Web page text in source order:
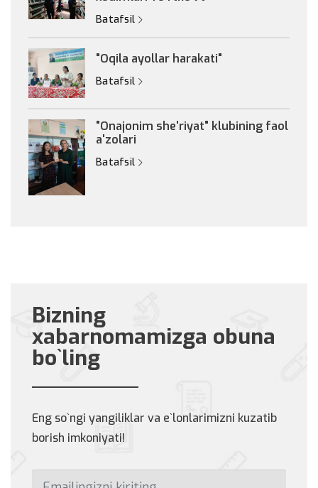
Batafsil
"Oqila ayollar harakati"
Batafsil
"Onajonim she'riyat" klubining faol
a'zolari
Batafsil
Bizning
xabarnomamizga obuna
bo`ling
Eng so`ngi yangiliklar va e`lonlarimizni kuzatib
borish imkoniyati!